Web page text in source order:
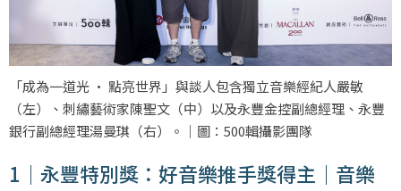
「成為一道光 · 點亮世界」與談人包含獨立音樂經紀人嚴敏
（左）、刺繡藝術家陳聖文（中）以及永豐金控副總經理、永豐
銀行副總經理湯曼琪（右）。｜圖：500輯攝影團隊
1｜永豐特別獎：好音樂推手獎得主｜音樂